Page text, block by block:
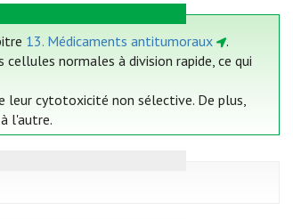
13. Médicaments antitumoraux
.
normales à division rapide, ce qui
leur cytotoxicité non sélective. De plus,
l'autre.